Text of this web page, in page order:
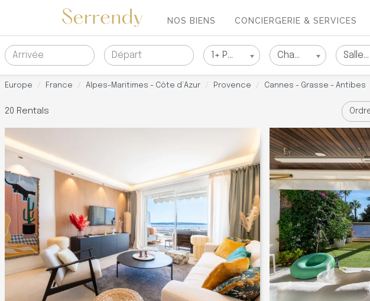
NOS BIENS CONCIERGERIE & SERVICES
Europe France Alpes-Maritimes - Côte d’Azur Provence Cannes - Grasse - Antibes
Arrivée Départ Personnes
1+ Personne Chambres
Chambres
Salles
de
bain
Salles de bain
20 Rentals
Trier
par